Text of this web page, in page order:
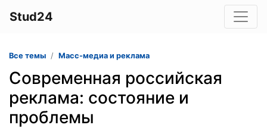
Stud24
Все темы Масс-медиа и реклама
Современная российская
реклама: состояние и
проблемы